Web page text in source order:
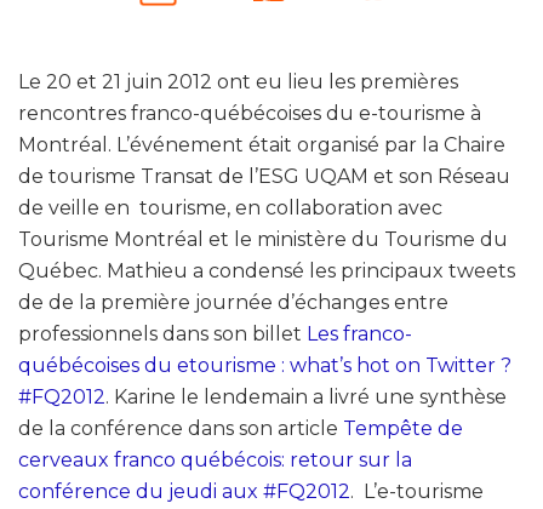
Le 20 et 21 juin 2012 ont eu lieu les premières
rencontres franco-québécoises du e-tourisme à
Montréal. L’événement était organisé par la Chaire
de tourisme Transat de l’ESG UQAM et son Réseau
de veille en tourisme, en collaboration avec
Tourisme Montréal et le ministère du Tourisme du
Québec. Mathieu a condensé les principaux tweets
de de la première journée d’échanges entre
professionnels dans son billet Les franco-
québécoises du etourisme : what’s hot on Twitter ?
#FQ2012. Karine le lendemain a livré une synthèse
de la conférence dans son article Tempête de
cerveaux franco québécois: retour sur la
conférence du jeudi aux #FQ2012. L’e-tourisme